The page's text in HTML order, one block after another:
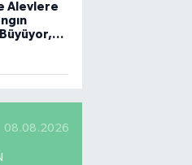
Alevlere
08.08.2026